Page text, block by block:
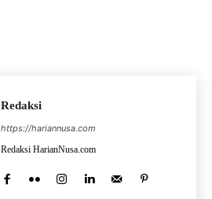
Redaksi
https://hariannusa.com
Redaksi HarianNusa.com